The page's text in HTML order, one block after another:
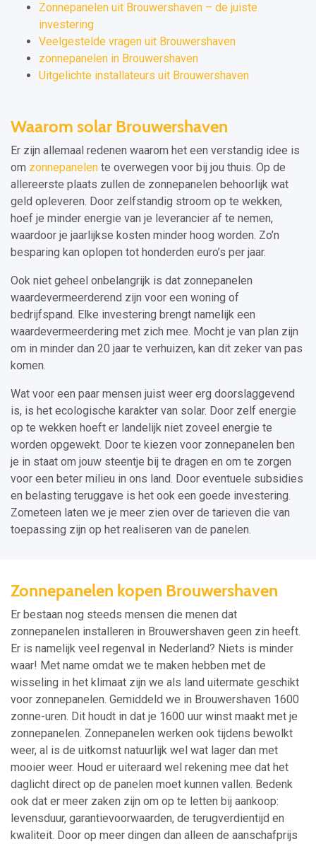
Zonnepanelen uit Brouwershaven – de juiste
investering
Veelgestelde vragen uit Brouwershaven
zonnepanelen in Brouwershaven
Uitgelichte installateurs uit Brouwershaven
Waarom solar Brouwershaven
Er zijn allemaal redenen waarom het een verstandig idee is
om zonnepanelen te overwegen voor bij jou thuis. Op de
allereerste plaats zullen de zonnepanelen behoorlijk wat
geld opleveren. Door zelfstandig stroom op te wekken,
hoef je minder energie van je leverancier af te nemen,
waardoor je jaarlijkse kosten minder hoog worden. Zo’n
besparing kan oplopen tot honderden euro’s per jaar.
Ook niet geheel onbelangrijk is dat zonnepanelen
waardevermeerderend zijn voor een woning of
bedrijfspand. Elke investering brengt namelijk een
waardevermeerdering met zich mee. Mocht je van plan zijn
om in minder dan 20 jaar te verhuizen, kan dit zeker van pas
komen.
Wat voor een paar mensen juist weer erg doorslaggevend
is, is het ecologische karakter van solar. Door zelf energie
op te wekken hoeft er landelijk niet zoveel energie te
worden opgewekt. Door te kiezen voor zonnepanelen ben
je in staat om jouw steentje bij te dragen en om te zorgen
voor een beter milieu in ons land. Door eventuele subsidies
en belasting teruggave is het ook een goede investering.
Zometeen laten we je meer zien over de tarieven die van
toepassing zijn op het realiseren van de panelen.
Zonnepanelen kopen Brouwershaven
Er bestaan nog steeds mensen die menen dat
zonnepanelen installeren in Brouwershaven geen zin heeft.
Er is namelijk veel regenval in Nederland? Niets is minder
waar! Met name omdat we te maken hebben met de
wisseling in het klimaat zijn we als land uitermate geschikt
voor zonnepanelen. Gemiddeld we in Brouwershaven 1600
zonne-uren. Dit houdt in dat je 1600 uur winst maakt met je
zonnepanelen. Zonnepanelen werken ook tijdens bewolkt
weer, al is de uitkomst natuurlijk wel wat lager dan met
mooier weer. Houd er uiteraard wel rekening mee dat het
daglicht direct op de panelen moet kunnen vallen. Bedenk
ook dat er meer zaken zijn om op te letten bij aankoop:
levensduur, garantievoorwaarden, de terugverdientijd en
kwaliteit. Door op meer dingen dan alleen de aanschafprijs